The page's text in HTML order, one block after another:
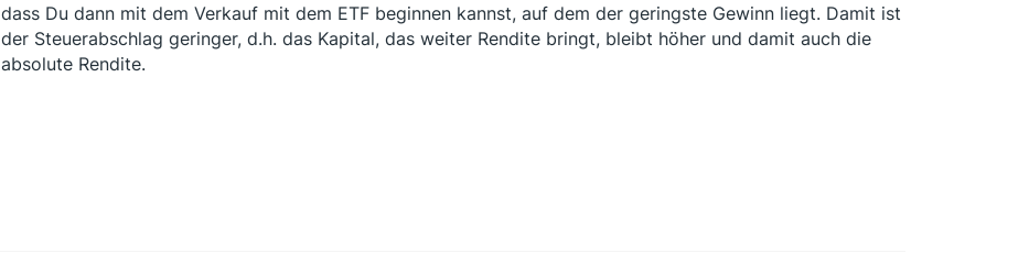
dass Du dann mit dem Verkauf mit dem ETF beginnen kannst, auf dem der geringste Gewinn liegt. Damit ist
der Steuerabschlag geringer, d.h. das Kapital, das weiter Rendite bringt, bleibt höher und damit auch die
absolute Rendite.